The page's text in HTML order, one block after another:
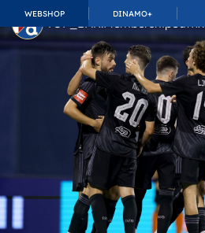
WEBSHOP DINAMO+
TOP_BAR.MembershipSuffix